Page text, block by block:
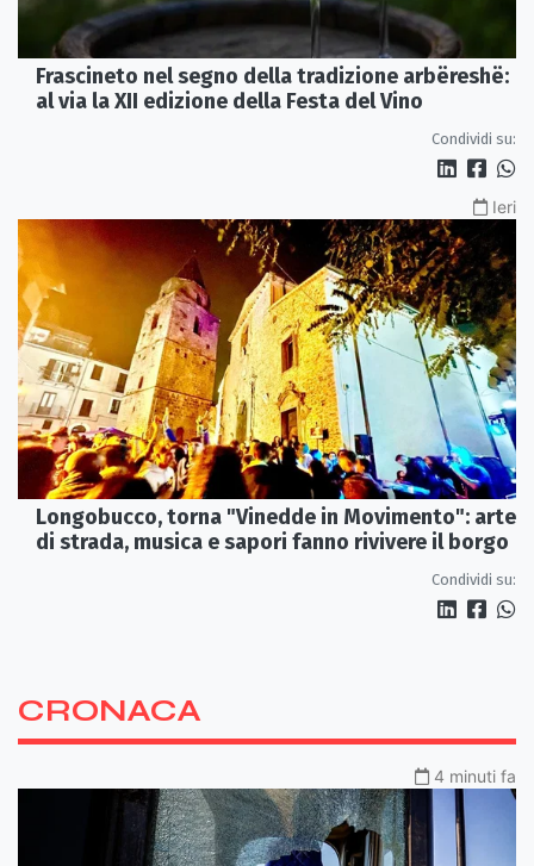
Frascineto nel segno della tradizione arbëreshë:
al via la XII edizione della Festa del Vino
Condividi su:
Ieri
Longobucco, torna "Vinedde in Movimento": arte
di strada, musica e sapori fanno rivivere il borgo
Condividi su:
CRONACA
4 minuti fa